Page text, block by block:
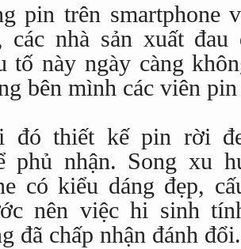
pin trên smartphone
các nhà sản xuất
tố này ngày càng
bên mình các viên
đó thiết kế pin rời
phủ nhận. Song xu
có kiểu dáng đẹp,
nên việc hi sinh
đã chấp nhận đánh đổi.